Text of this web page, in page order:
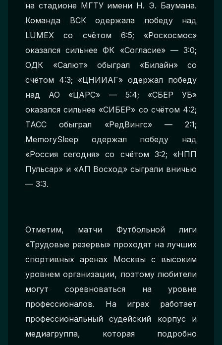
на стадионе МГТУ имени Н. Э. Баумана.
Команда ВСК одержала победу над
LUMEX со счётом 6:5; «Роскосмос»
оказался сильнее ФК «Согласие» — 3:0;
ОДК «Салют» обыграл «Билайн» со
счётом 4:3; «ЦНИИАГ» одержал победу
над АО «ЦАРС» — 5:4; «СБЕР УБ»
оказался сильнее «СИБЕР» со счётом 4:2;
ТАСС обыграл «РедВингс» — 2:1;
MemorySleep одержал победу над
«Россия сегодня» со счётом 3:2; «НПП
Пульсар» и «АП Восход» сыграли вничью
— 3:3.
Отметим, матчи Футбольной лиги
«Трудовые резервы» проходят на лучших
спортивных аренах Москвы с высоким
уровнем организации, поэтому любители
могут соревноваться на уровне
профессионалов. На играх работает
профессиональный судейский корпус и
медиагруппа, которая подробно